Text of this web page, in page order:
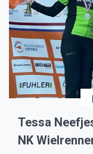
Tessa
NK